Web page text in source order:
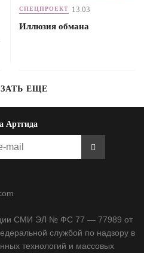
СПЕЦПРОЕКТ 13.03
Иллюзия обмана
ЕЩЕ
Артгида
СМИ ЭЛ № ФС 77 — 77989 от
службой по надзору в
технологий и массовых